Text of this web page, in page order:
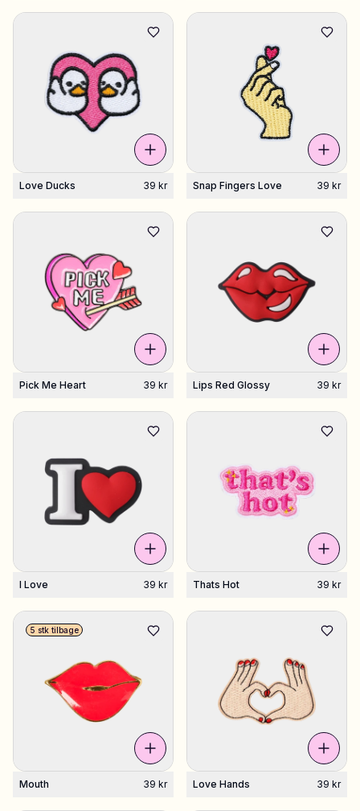
Love Ducks 39 kr Snap Fingers Love 39 kr
Pick Me Heart 39 kr Lips Red Glossy 39 kr
I Love 39 kr Thats Hot 39 kr
Mouth 39 kr
5 stk tilbage
Love Hands 39 kr